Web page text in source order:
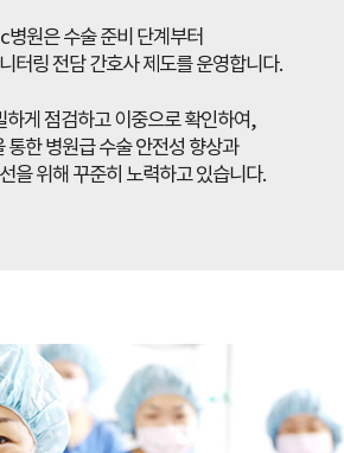
원은 수술 준비 단계부터
터링 전담 간호사 제도를 운영합니다.
하게 점검하고 이중으로 확인하여,
통한 병원급 수술 안전성 향상과
을 위해 꾸준히 노력하고 있습니다.